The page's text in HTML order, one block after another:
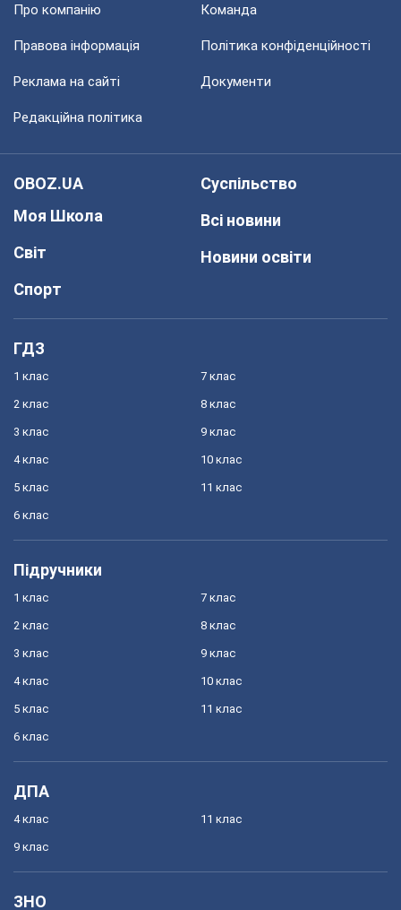
Про компанію Команда
Правова інформація Політика конфіденційності
Реклама на сайті Документи
Редакційна політика
OBOZ.UA
Моя Школа
Світ
Спорт
Суспільство
Всі новини
Новини освіти
ГДЗ
1 клас
2 клас
3 клас
4 клас
5 клас
6 клас
7 клас
8 клас
9 клас
10 клас
11 клас
Підручники
1 клас
2 клас
3 клас
4 клас
5 клас
6 клас
7 клас
8 клас
9 клас
10 клас
11 клас
ДПА
4 клас
9 клас
11 клас
ЗНО